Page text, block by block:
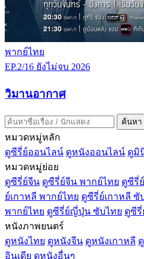
พากย์ไทย
EP.2/16 ยังไม่จบ 2026
วิมานอากาศ
ค้นหา
หมวดหมู่หลัก
ดูซีรี่ย์ออนไลน์ ดูหนังออนไลน์ ดูมิ
หมวดหมู่ย่อย
ดูซีรี่ย์จีน ดูซีรี่ย์จีน พากย์ไทย ดูซีรี่
ย์เกาหลี พากย์ไทย ดูซีรี่ย์เกาหลี ซั
พากย์ไทย ดูซีรี่ย์ญี่ปุ่น ซับไทย ดูซีรี่
หนังภาพยนตร์
ดูหนังไทย ดูหนังจีน ดูหนังเกาหลี
อินเดีย ดูหนังอื่นๆ